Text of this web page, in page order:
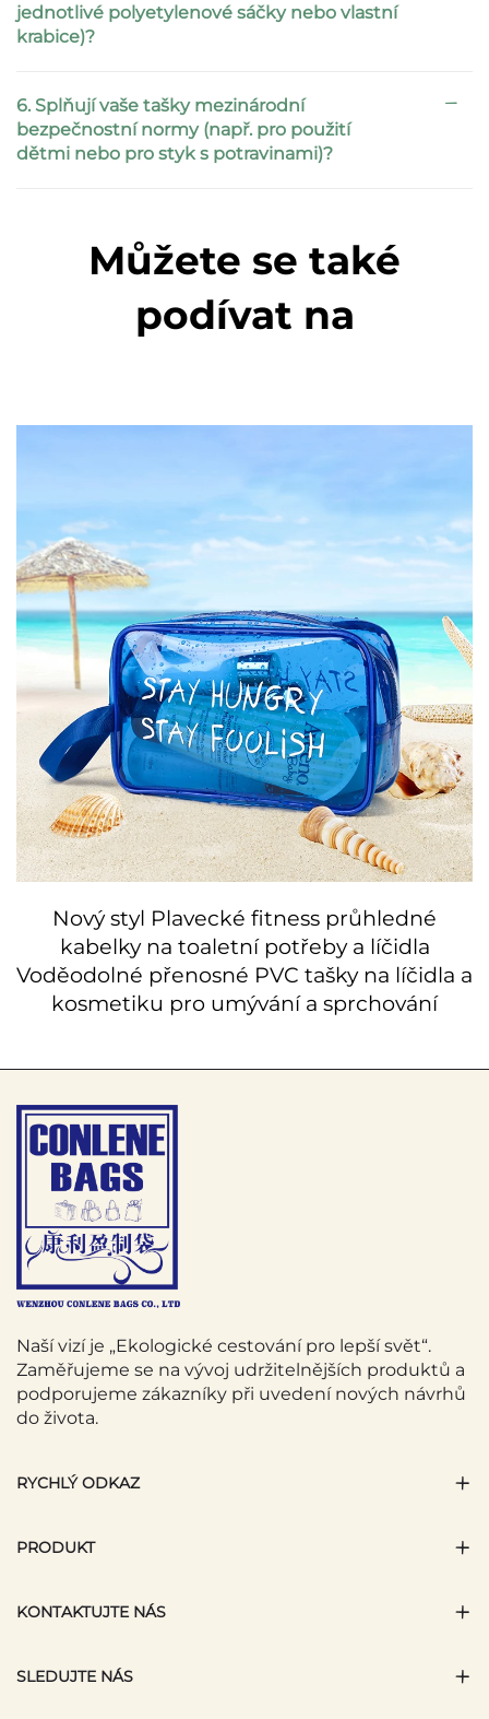
jednotlivé polyetylenové sáčky nebo vlastní
krabice)?
6. Splňují vaše tašky mezinárodní
bezpečnostní normy (např. pro použití
dětmi nebo pro styk s potravinami)?
Můžete se také
podívat na
Nový styl Plavecké fitness průhledné
kabelky na toaletní potřeby a líčidla
Voděodolné přenosné PVC tašky na líčidla a
kosmetiku pro umývání a sprchování
Naší vizí je „Ekologické cestování pro lepší svět“.
Zaměřujeme se na vývoj udržitelnějších produktů a
podporujeme zákazníky při uvedení nových návrhů
do života.
RYCHLÝ ODKAZ
PRODUKT
KONTAKTUJTE NÁS
SLEDUJTE NÁS